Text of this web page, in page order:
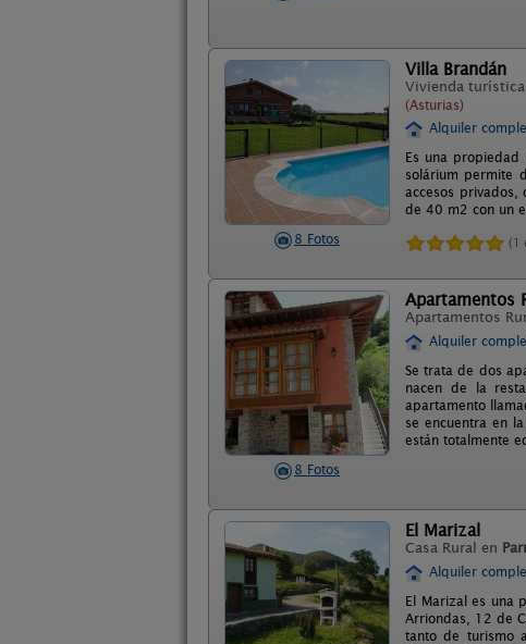
8 Fotos
Villa Brandán
Vivienda turística
(Asturias)
Alquiler
Es una
solárium permite
accesos
de 40 m2 con un
(1
8 Fotos
Apartamentos
Apartamentos
Alquiler
Se trata de dos
nacen de la
apartamento
se encuentra en
están totalmente
El Marizal
Casa Rural en
Alquiler
El Marizal es una
Arriondas, 12 de
tanto de turismo